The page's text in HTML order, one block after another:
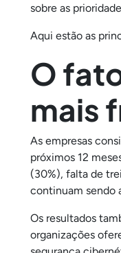
sobre as
Aqui estão as
O
mais
As empresas
próximos 12
(30%), falta de
continuam sendo
Os resultados
organizações